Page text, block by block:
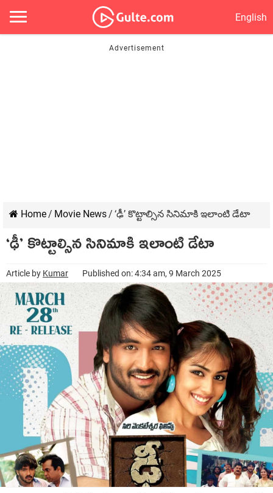
English
Home/ Movie News/ ‘ఢీ’ కొట్టాల్సిన సినిమాకి ఇలాంటి డేటా
‘ఢీ’ కొట్టాల్సిన సినిమాకి ఇలాంటి డేటా
Article by Kumar Published on: 4:34 am, 9 March 2025